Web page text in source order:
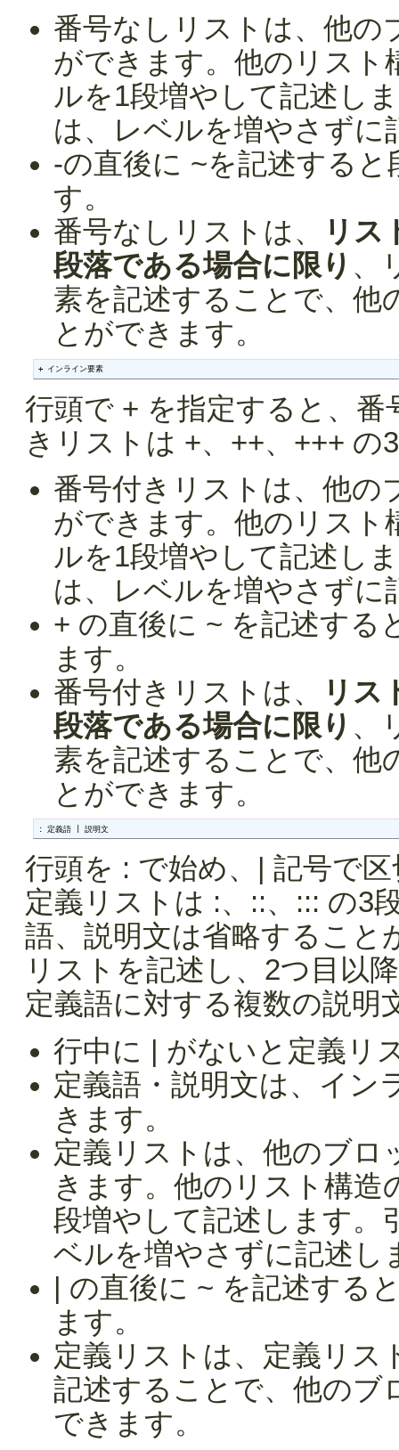
番号なしリストは、他の
ができます。他のリスト
ルを1段増やして記述し
は、レベルを増やさずに
-の直後に ~を記述する
す。
番号なしリストは、
リス
段落である場合に限り 、
素を記述することで、他
とができます。
+ インライン要素
行頭で + を指定すると、
きリストは +、++、+++ の
番号付きリストは、他の
ができます。他のリスト
ルを1段増やして記述し
は、レベルを増やさずに
+ の直後に ~ を記述する
ます。
番号付きリストは、
リス
段落である場合に限り 、
素を記述することで、他
とができます。
: 定義語 | 説明文
行頭を : で始め、| 記号で
定義リストは :、::、::: の3
語、説明文は省略すること
リストを記述し、2つ目以
定義語に対する複数の説明
行中に | がないと定義リ
定義語・説明文は、イン
きます。
定義リストは、他のブロ
きます。他のリスト構造
段増やして記述します。
ベルを増やさずに記述し
| の直後に ~ を記述する
ます。
定義リストは、定義リス
記述することで、他のブ
できます。